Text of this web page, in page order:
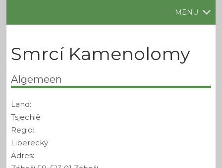
MENU
Smrcí Kamenolomy
Algemeen
Land:
Tsjechië
Regio:
Liberecký
Adres: